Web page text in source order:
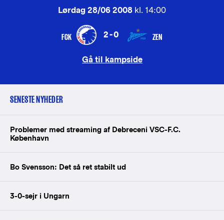
Lørdag 28/06 2008 kl. 14:00
FCK 2-0 ZEN
Gå til kampside
SENESTE NYHEDER
Problemer med streaming af Debreceni VSC-F.C.
København
Bo Svensson: Det så ret stabilt ud
3-0-sejr i Ungarn